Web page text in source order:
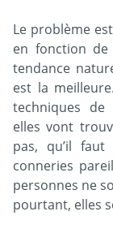
Le problème
en fonction de
tendance
est la
techniques de
elles vont
pas, qu’il
conneries
personnes ne
pourtant, elles